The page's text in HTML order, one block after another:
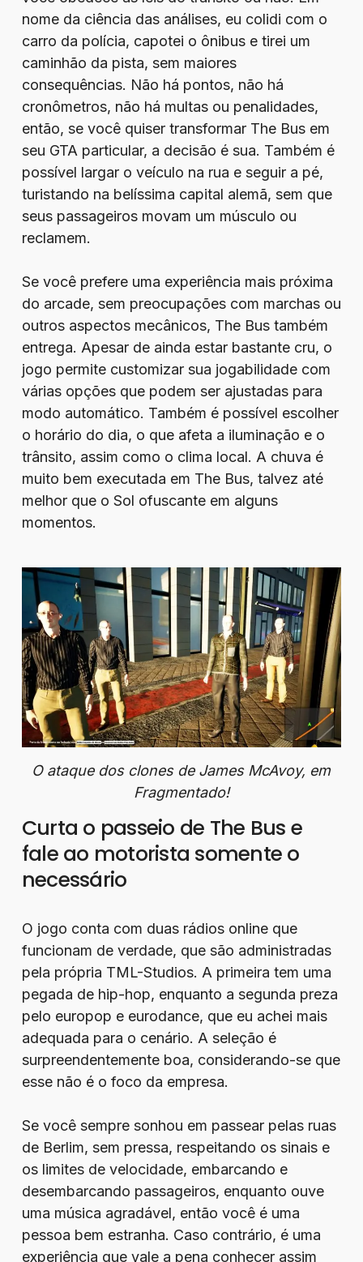
nome da ciência das análises, eu colidi com o
carro da polícia, capotei o ônibus e tirei um
caminhão da pista, sem maiores
consequências. Não há pontos, não há
cronômetros, não há multas ou penalidades,
então, se você quiser transformar The Bus em
seu GTA particular, a decisão é sua. Também é
possível largar o veículo na rua e seguir a pé,
turistando na belíssima capital alemã, sem que
seus passageiros movam um músculo ou
reclamem.
Se você prefere uma experiência mais próxima
do arcade, sem preocupações com marchas ou
outros aspectos mecânicos, The Bus também
entrega. Apesar de ainda estar bastante cru, o
jogo permite customizar sua jogabilidade com
várias opções que podem ser ajustadas para
modo automático. Também é possível escolher
o horário do dia, o que afeta a iluminação e o
trânsito, assim como o clima local. A chuva é
muito bem executada em The Bus, talvez até
melhor que o Sol ofuscante em alguns
momentos.
O ataque dos clones de James McAvoy, em
Fragmentado!
Curta o passeio de The Bus e
fale ao motorista somente o
necessário
O jogo conta com duas rádios online que
funcionam de verdade, que são administradas
pela própria TML-Studios. A primeira tem uma
pegada de hip-hop, enquanto a segunda preza
pelo europop e eurodance, que eu achei mais
adequada para o cenário. A seleção é
surpreendentemente boa, considerando-se que
esse não é o foco da empresa.
Se você sempre sonhou em passear pelas ruas
de Berlim, sem pressa, respeitando os sinais e
os limites de velocidade, embarcando e
desembarcando passageiros, enquanto ouve
uma música agradável, então você é uma
pessoa bem estranha. Caso contrário, é uma
experiência que vale a pena conhecer assim